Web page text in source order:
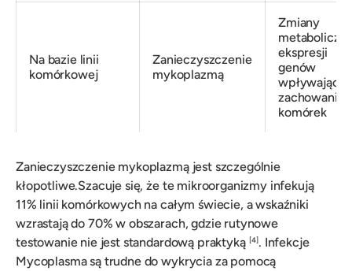
Na bazie linii
komórkowej
Zanieczyszczenie
mykoplazmą
Zmiany
ekspresji
genów
wpływające
zachowanie
komórek
Zanieczyszczenie mykoplazmą jest szczególnie
kłopotliwe.Szacuje się, że te mikroorganizmy infekują
11% linii komórkowych na całym świecie, a wskaźniki
wzrastają do 70% w obszarach, gdzie rutynowe
testowanie nie jest standardową praktyką [4]. Infekcje
Mycoplasma są trudne do wykrycia za pomocą